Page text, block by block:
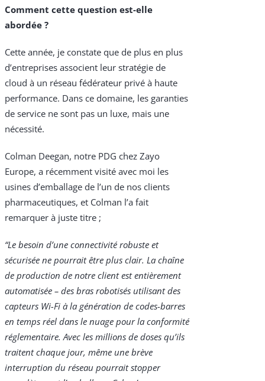
Comment cette question est-elle
abordée ?
Cette année, je constate que de plus en plus
d’entreprises associent leur stratégie de
cloud à un réseau fédérateur privé à haute
performance. Dans ce domaine, les garanties
de service ne sont pas un luxe, mais une
nécessité.
Colman Deegan, notre PDG chez Zayo
Europe, a récemment visité avec moi les
usines d’emballage de l’un de nos clients
pharmaceutiques, et Colman l’a fait
remarquer à juste titre ;
“Le besoin d’une connectivité robuste et
sécurisée ne pourrait être plus clair. La chaîne
de production de notre client est entièrement
automatisée – des bras robotisés utilisant des
capteurs Wi-Fi à la génération de codes-barres
en temps réel dans le nuage pour la conformité
réglementaire. Avec les millions de doses qu’ils
traitent chaque jour, même une brève
interruption du réseau pourrait stopper